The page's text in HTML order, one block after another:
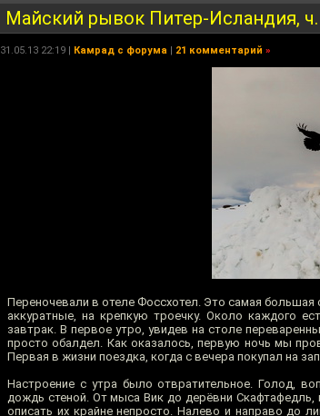
Майский рывок Питер-Исландия, ч.
31.05.13 22:19 | Камрад с форума | 21 комментарий »
Переночевали в отеле Фоссхотел. Это самая большая
аккуратные, на крепкую троечку. Около каждого
завтрак. В первое утро, увидев на столе
просто обалдел. Как оказалось, первую ночь мы
Первая в жизни поездка, когда с вечера покупал на
Настроение с утра было отвратительное. Голод,
дождь стеной. От мыса Вик до дерёвни
описать их крайне непросто. Налево и направо до